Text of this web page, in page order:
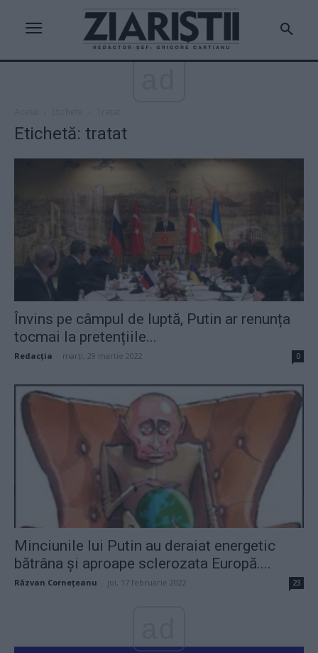
Etichetă: tratat
Învins pe câmpul de luptă, Putin ar renunța
tocmai la pretențiile...
Redacţia marți, 29 martie 2022 0
Minciunile lui Putin au deraiat energetic
bătrâna și aproape sclerozata Europă....
Răzvan Cornețeanu joi, 17 februarie 2022 23